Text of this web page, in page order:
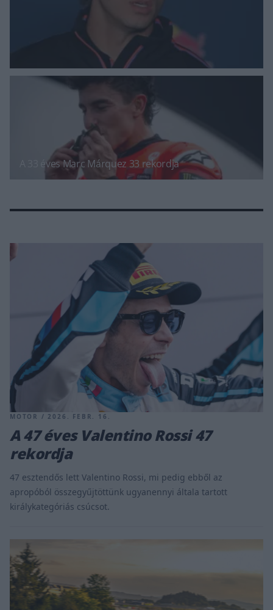
A 33 éves Marc Márquez 33 rekordja
MOTOR / 2026. FEBR. 16.
A 47 éves Valentino Rossi 47
rekordja
47 esztendős lett Valentino Rossi, mi pedig ebből az
apropóból összegyűjtöttünk ugyanennyi általa tartott
királykategóriás csúcsot.